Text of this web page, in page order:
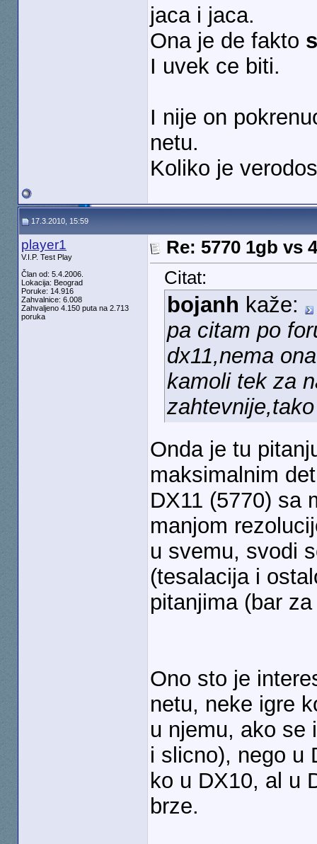
jaca i jaca.
Ona je de fakto
I uvek ce biti.
I nije on
netu.
Koliko je
17.3.2010, 15:59
player1
V.I.P. Test Play
Član od: 5.4.2006.
Lokacija: Beograd
Poruke: 14.916
Zahvalnice: 6.008
Zahvaljeno 4.150 puta na 2.713
poruka
Re: 5770 1gb vs
Citat:
bojanh kaže:
pa citam po
dx11,nema
kamoli tek za
Onda je tu
maksimalnim
DX11 (5770) sa
manjom
u svemu, svodi
(tesalacija i
pitanjima (bar
Ono sto je
netu, neke igre
u njemu, ako se
i slicno), nego u
ko u DX10, al u
brze.